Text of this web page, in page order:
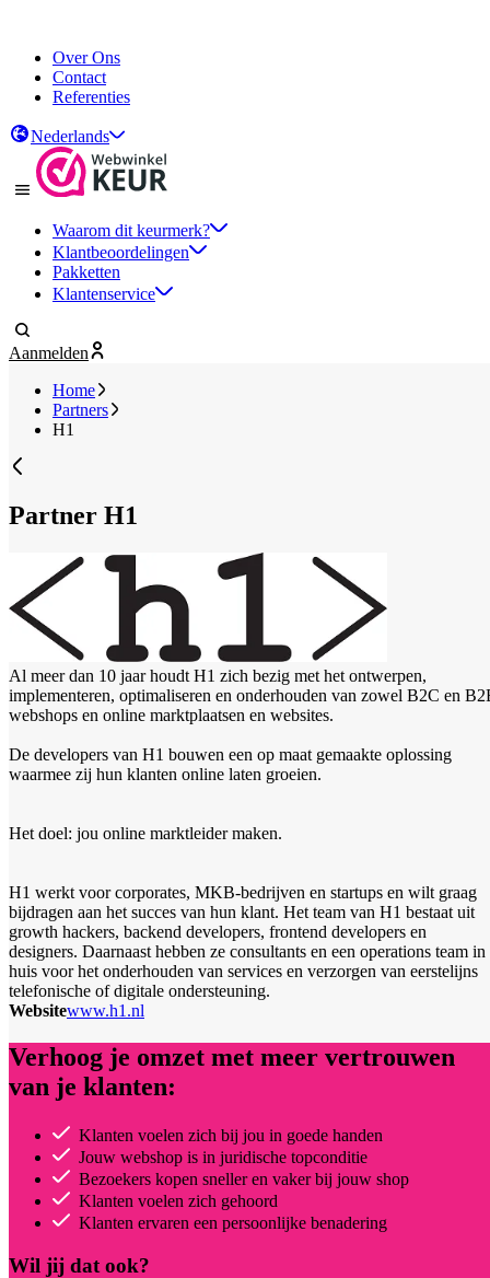
Over Ons
Contact
Referenties
Nederlands
Waarom dit keurmerk?
Klantbeoordelingen
Pakketten
Klantenservice
Aanmelden
Home
Partners
H1
Partner H1
Al meer dan 10 jaar houdt H1 zich bezig met het ontwerpen,
implementeren, optimaliseren en onderhouden van zowel B2C en
webshops en online marktplaatsen en websites.
De developers van H1 bouwen een op maat gemaakte oplossing
waarmee zij hun klanten online laten groeien.
Het doel: jou online marktleider maken.
H1 werkt voor corporates, MKB-bedrijven en startups en wilt graag
bijdragen aan het succes van hun klant. Het team van H1 bestaat uit
growth hackers, backend developers, frontend developers en
designers. Daarnaast hebben ze consultants en een operations team in
huis voor het onderhouden van services en verzorgen van eerstelijns
telefonische of digitale ondersteuning.
Websitewww.h1.nl
Verhoog je omzet met meer vertrouwen
van je klanten:
Klanten voelen zich bij jou in goede handen
Jouw webshop is in juridische topconditie
Bezoekers kopen sneller en vaker bij jouw shop
Klanten voelen zich gehoord
Klanten ervaren een persoonlijke benadering
Wil jij dat ook?